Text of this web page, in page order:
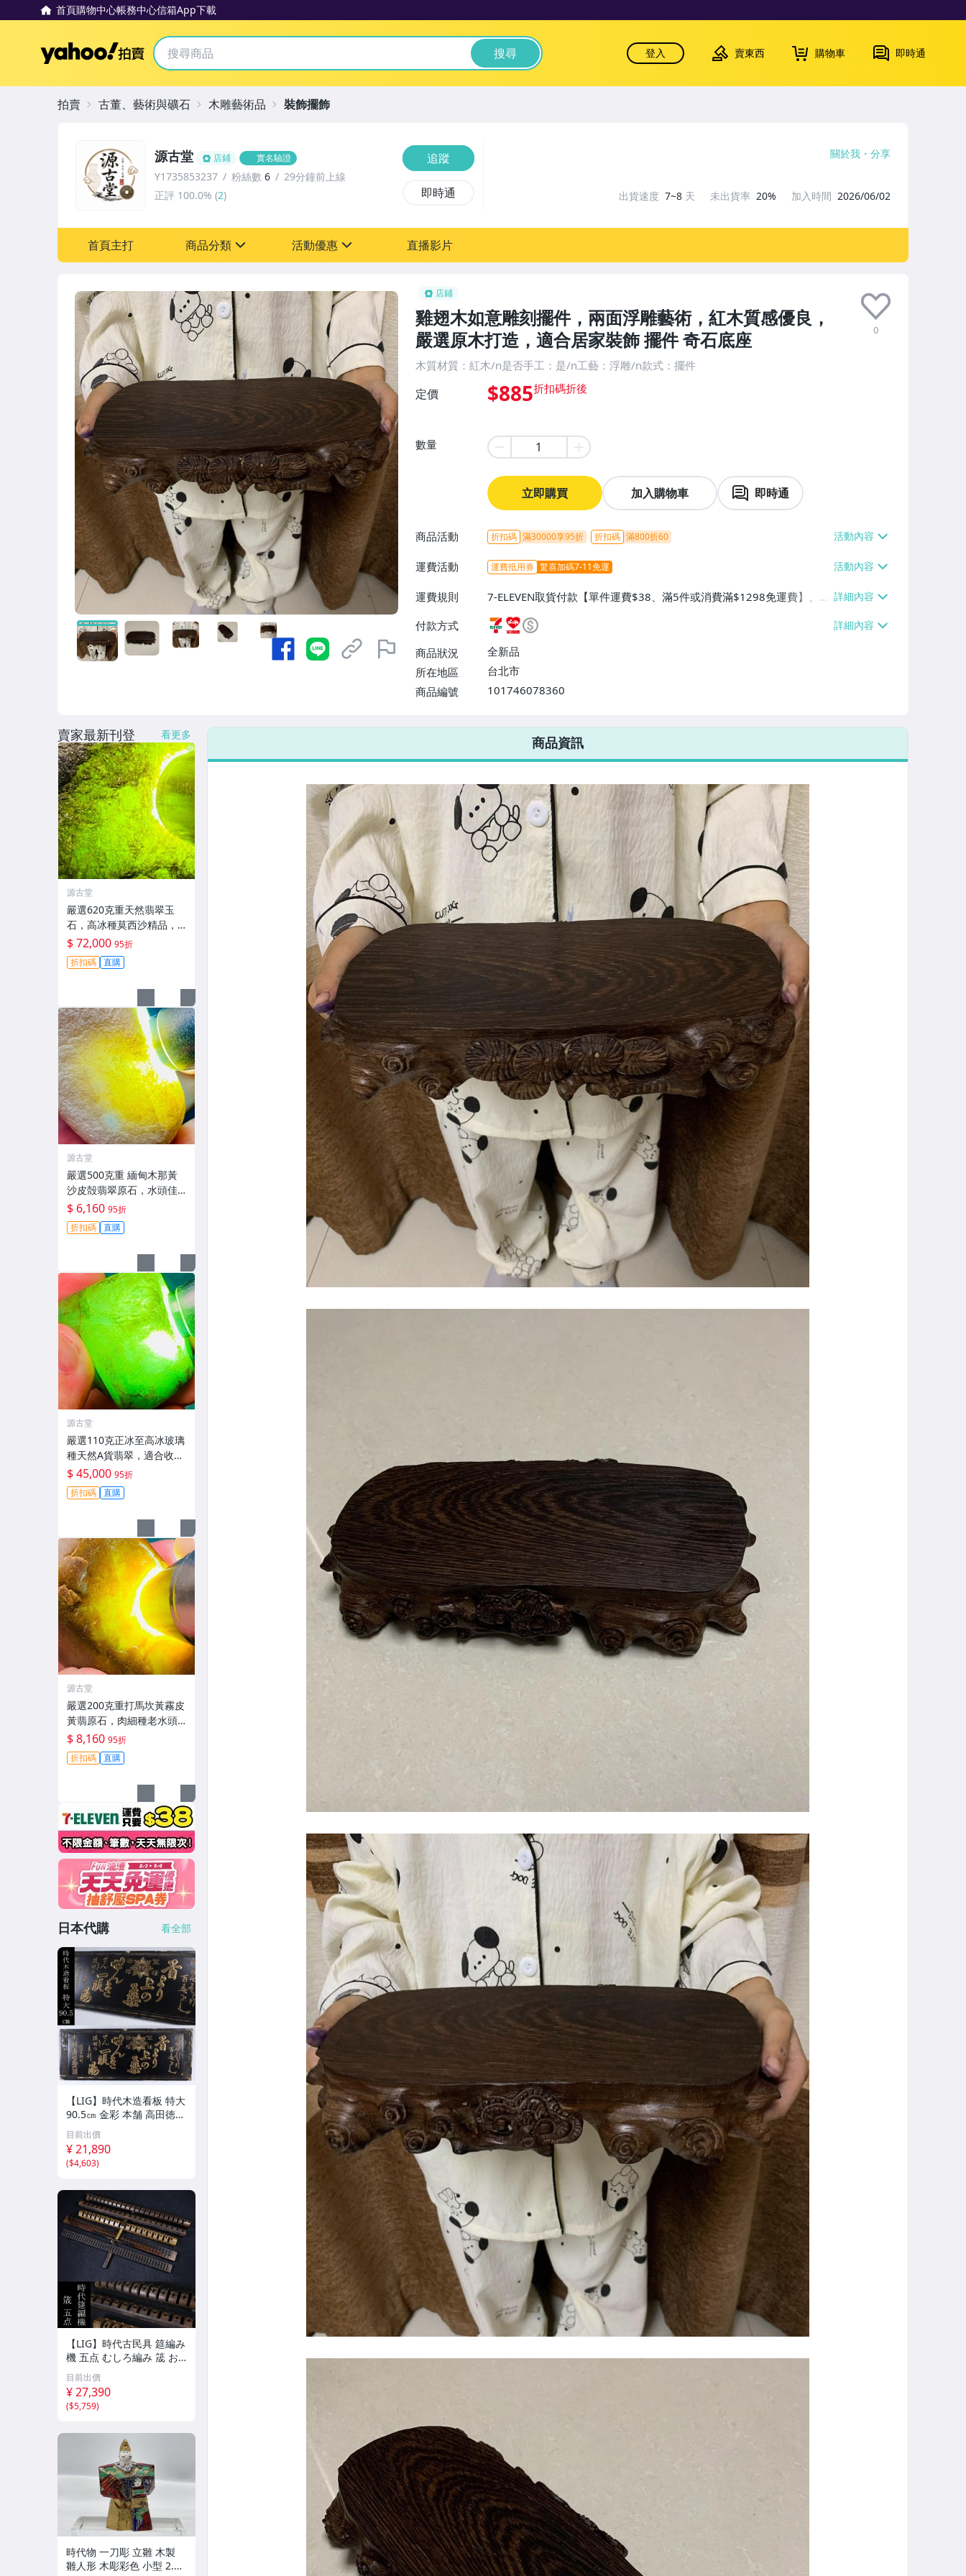
首頁購物中心帳務中心信箱App下載
Yahoo拍賣 搜尋 登入 賣東西 購物車 即時通
店鋪
雞翅木如意雕刻擺件，兩面浮雕藝術，紅木質感優良，
嚴選原木打造，適合居家裝飾 擺件 奇石底座
0
木質材質：紅木/n是否手工：是/n工藝：浮雕/n款式：擺件
定價 $885
數量
立即購買 加入購物車 即時通
商品活動 折扣碼 滿30000享95折 折扣碼 滿800折60
運費活動 運費抵用券 驚喜加碼7-11免運
運費規則
7-ELEVEN取貨付款【單件運費$38、滿5件或消費滿$1298免運費】、7-
ELEVEN取貨不付款【免運費】、萊爾富取貨付款【單件運費$60、滿5件
或消費滿$1298免運費】、宅配/貨運【單件運費$120、滿5件或消費滿
$1598免運費】
付款方式
商品狀況
全新品
所在地區
台北市
商品編號
101746078360
7-ELEVEN 運費只要38元
不限金額、筆數，筆筆優惠無限次！
源古堂 店鋪 實名驗證
Y1735853237 粉絲數 6
29分鐘前上線
正評 100.0% (2)
追蹤
即時通
關於我 分享
出貨速度 7~8 天 未出貨率 20% 加入時間 2026/06/02
首頁主打 商品分類 活動優惠
[全店] 粉絲專享
直播影片
拍賣 古董、藝術與礦石 木雕藝術品 裝飾擺飾
商品資訊
賣家最新刊登 看更多
源古堂
嚴選620克重天然翡翠玉
石，高冰種莫西沙精品，
冰質足夠出色適合收藏。
高冰翡翠 翡翠原石 翡翠手
札
$ 72,000 95折
折扣碼 直購
源古堂
嚴選500克重 緬甸木那黃
沙皮殻翡翠原石，水頭佳
種水化開，肉質細膩強壓
手感，皮殼完整，適合打
造手鐲、把件及牌子，天
$ 6,160 95折
折扣碼 直購
源古堂
嚴選110克正冰至高冰玻璃
種天然A貨翡翠，適合收藏
與把玩 天然A貨翡翠 玻璃
種 110克
$ 45,000 95折
折扣碼 直購
源古堂
嚴選200克重打馬坎黃霧皮
黃翡原石，肉細種老水頭
足，適合雕琢為手鐲/牌子/
把件，A貨翡翠原石#黃翡
手鐲 玉石
$ 8,160 95折
折扣碼 直購
日本代購 看全部
【LIG】時代木造看板 特大
90.5㎝ 金彩 本舗 高田徳左
衛門 古美術品 2606.676
目前出價
¥ 21,890
($4,603)
【LIG】時代古民具 筵編み
機 五点 むしろ編み 筬 お
さ 農具 古道具 2604.458
目前出價
¥ 27,390
($5,759)
時代物 一刀彫 立雛 木製
雛人形 木彫彩色 小型 2.2×